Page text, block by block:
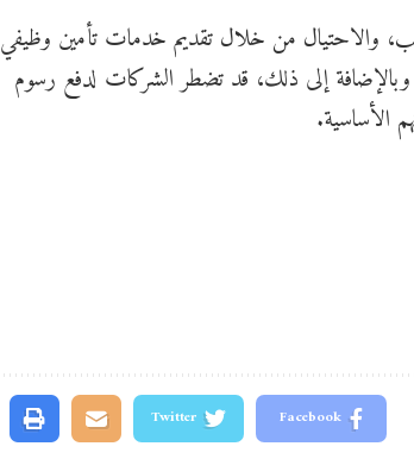
والاحتيال من خلال تقديم خدمات تأمين وظيفي
وبالإضافة إلى ذلك، قد تضطر الشركات لدفع رسوم
الأساسية.
Facebook
Twitter